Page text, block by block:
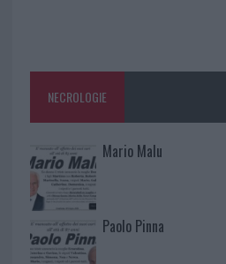
NECROLOGIE
Mario Malu
Paolo Pinna